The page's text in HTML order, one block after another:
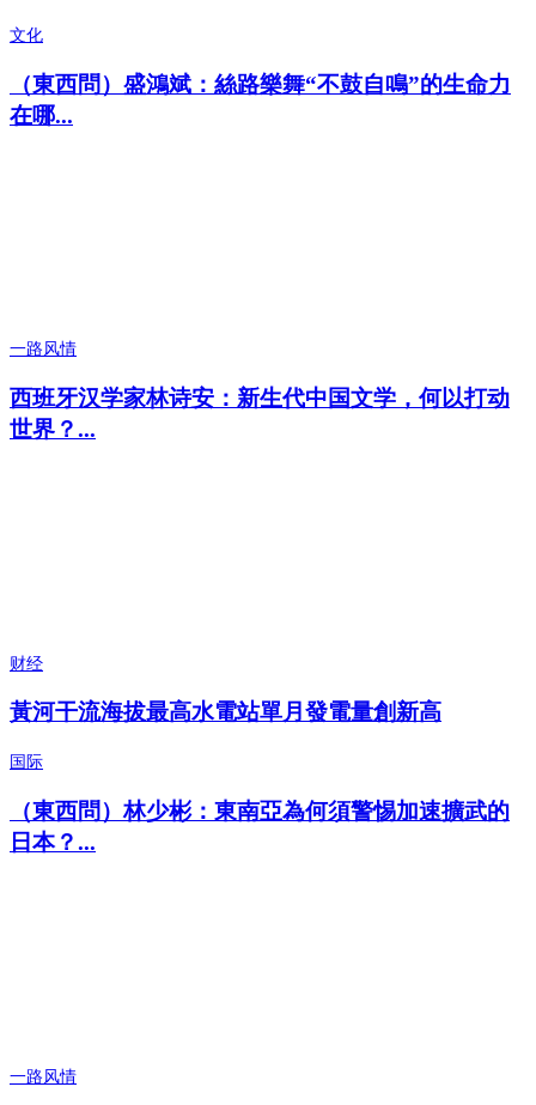
文化
（東西問）盛鴻斌：絲路樂舞“不鼓自鳴”的生命力
在哪...
一路风情
西班牙汉学家林诗安：新生代中国文学，何以打动
世界？...
财经
黃河干流海拔最高水電站單月發電量創新高
国际
（東西問）林少彬：東南亞為何須警惕加速擴武的
日本？...
一路风情